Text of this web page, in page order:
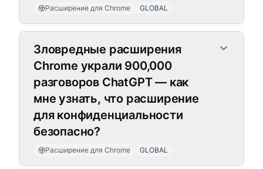
Расширение для Chrome GLOBAL
Зловредные расширения
Chrome украли 900,000
разговоров ChatGPT — как
мне узнать, что расширение
для конфиденциальности
безопасно?
Расширение для Chrome GLOBAL